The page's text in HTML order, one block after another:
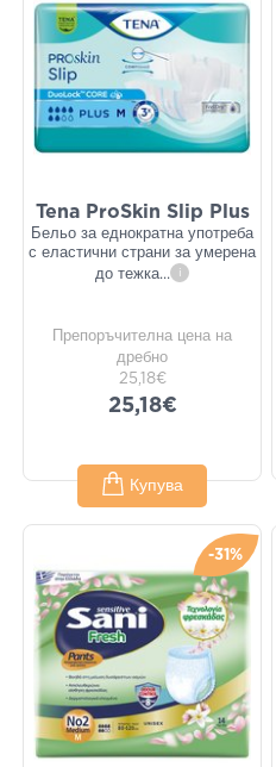
Tena ProSkin Slip Plus
Бельо за еднократна употреба
с еластични страни за умерена
до тежка... i
Препоръчителна цена на
дребно
25,18€
25,18€
Купува
-31%